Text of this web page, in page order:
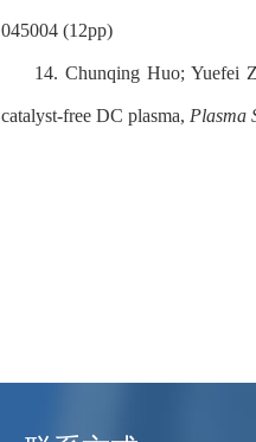
045004 (12pp)
14. Chunqing Huo; Yuefei
catalyst-free DC plasma, Plasma